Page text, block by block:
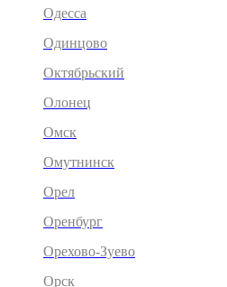
Одесса
Одинцово
Октябрьский
Олонец
Омск
Омутнинск
Орел
Оренбург
Орехово-Зуево
Орск